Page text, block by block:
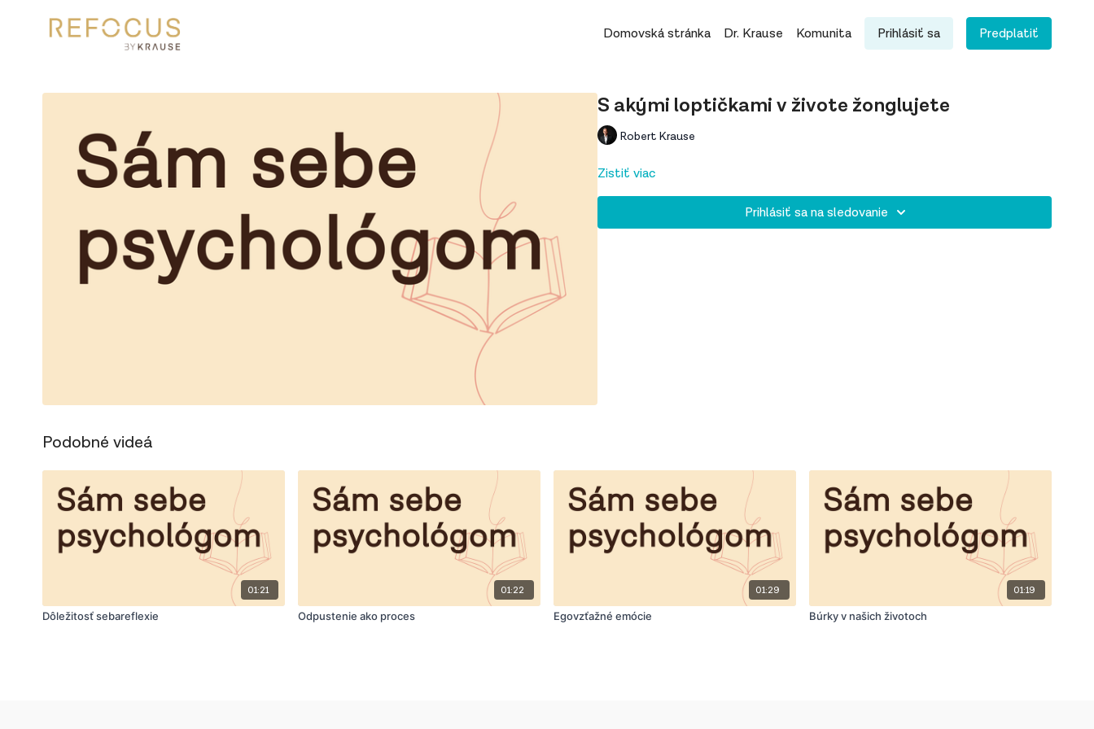
Domovská stránka Dr. Krause Komunita Prihlásiť sa Predplatiť
S akými loptičkami v živote žonglujete
Robert Krause
Zistiť viac
Prihlásiť sa na sledovanie
Podobné videá
01:21
Dôležitosť sebareflexie
01:22
Odpustenie ako proces
01:29
Egovzťažné emócie
01:19
Búrky v našich životoch